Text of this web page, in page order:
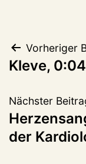
Vorheriger
Kleve,
Nächster
der